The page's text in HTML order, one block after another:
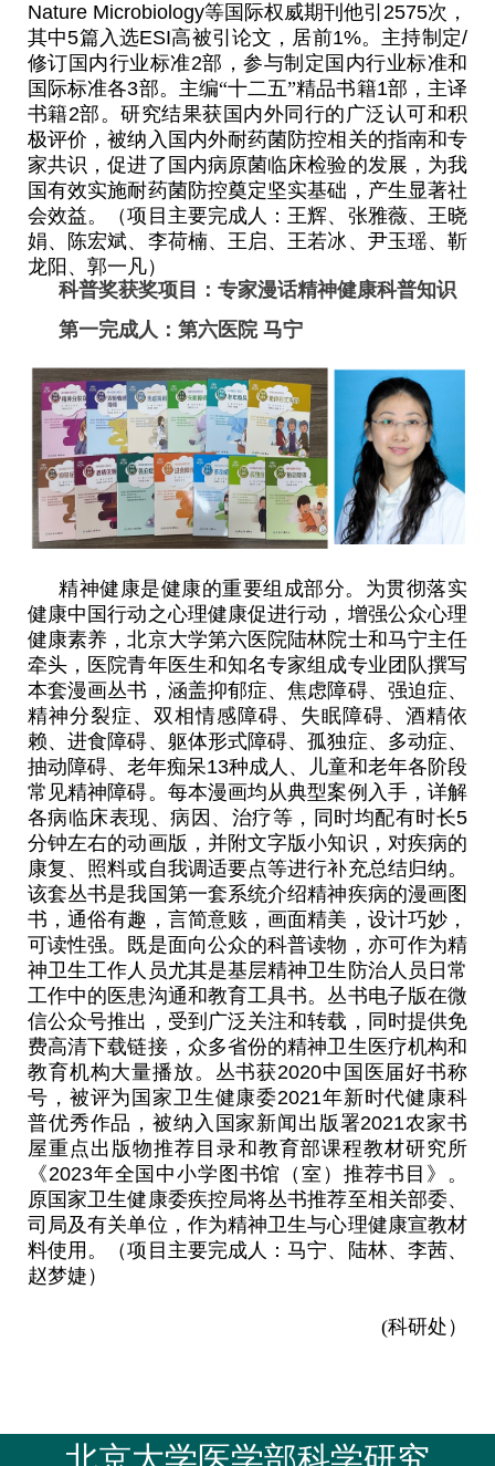
Nature Microbiology等国际权威期刊他引 2575次，
其中5篇入选ESI高被引论文，居前1%。主持制定/
修订国内行业标准2部，参与制定国内行业标准和
国际标准各3部。主编“十二五”精品书籍1部，主译
书籍2部。研究结果获国内外同行的广泛认可和积
极评价，被纳入国内外耐药菌防控相关的指南和专
家共识，促进了国内病原菌临床检验的发展，为我
国有效实施耐药菌防控奠定坚实基础，产生显著社
会效益。（项目主要完成人：王辉、张雅薇、王晓
娟、陈宏斌、李荷楠、王启、王若冰、尹玉瑶、靳
龙阳、郭一凡）
科普奖获奖项目：专家漫话精神健康科普知识
第一完成人：第六医院 马宁
精神健康是健康的重要组成部分。为贯彻落实
健康中国行动之心理健康促进行动，增强公众心理
健康素养，北京大学第六医院陆林院士和马宁主任
牵头，医院青年医生和知名专家组成专业团队撰写
本套漫画丛书，涵盖抑郁症、焦虑障碍、强迫症、
精神分裂症、双相情感障碍、失眠障碍、酒精依
赖、进食障碍、躯体形式障碍、孤独症、多动症、
抽动障碍、老年痴呆13种成人、儿童和老年各阶段
常见精神障碍。每本漫画均从典型案例入手，详解
各病临床表现、病因、治疗等，同时均配有时长5
分钟左右的动画版，并附文字版小知识，对疾病的
康复、照料或自我调适要点等进行补充总结归纳。
该套丛书是我国第一套系统介绍精神疾病的漫画图
书，通俗有趣，言简意赅，画面精美，设计巧妙，
可读性强。既是面向公众的科普读物，亦可作为精
神卫生工作人员尤其是基层精神卫生防治人员日常
工作中的医患沟通和教育工具书。丛书电子版在微
信公众号推出，受到广泛关注和转载，同时提供免
费高清下载链接，众多省份的精神卫生医疗机构和
教育机构大量播放。丛书获2020中国医届好书称
号，被评为国家卫生健康委2021年新时代健康科
普优秀作品，被纳入国家新闻出版署2021农家书
屋重点出版物推荐目录和教育部课程教材研究所
《2023年全国中小学图书馆（室）推荐书目》。
原国家卫生健康委疾控局将丛书推荐至相关部委、
司局及有关单位，作为精神卫生与心理健康宣教材
料使用。（项目主要完成人：马宁、陆林、李茜、
赵梦婕）
(科研处）
北京大学医学部科学研究